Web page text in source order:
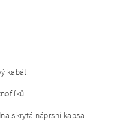
kabát.
skrytá náprsní kapsa.